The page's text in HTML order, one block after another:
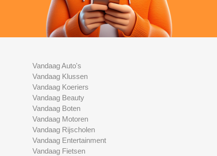
Vandaag Auto's
Vandaag Klussen
Vandaag Koeriers
Vandaag Beauty
Vandaag Boten
Vandaag Motoren
Vandaag Rijscholen
Vandaag Entertainment
Vandaag Fietsen